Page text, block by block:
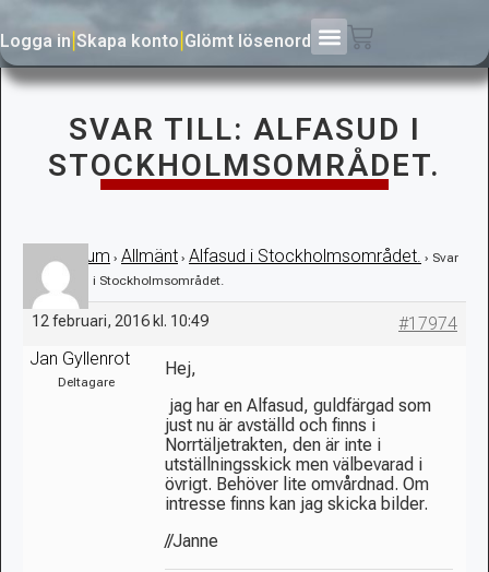
Logga in|Skapa konto Glömt lösenord
SVAR TILL: ALFASUD I
STOCKHOLMSOMRÅDET.
› Forum › Allmänt › Alfasud i Stockholmsområdet. › Svar
till: Alfasud i Stockholmsområdet.
12 februari, 2016 kl. 10:49
#17974
Jan Gyllenrot
Deltagare
Hej,
jag har en Alfasud, guldfärgad som
just nu är avställd och finns i
Norrtäljetrakten, den är inte i
utställningsskick men välbevarad i
övrigt. Behöver lite omvårdnad. Om
intresse finns kan jag skicka bilder.
//Janne